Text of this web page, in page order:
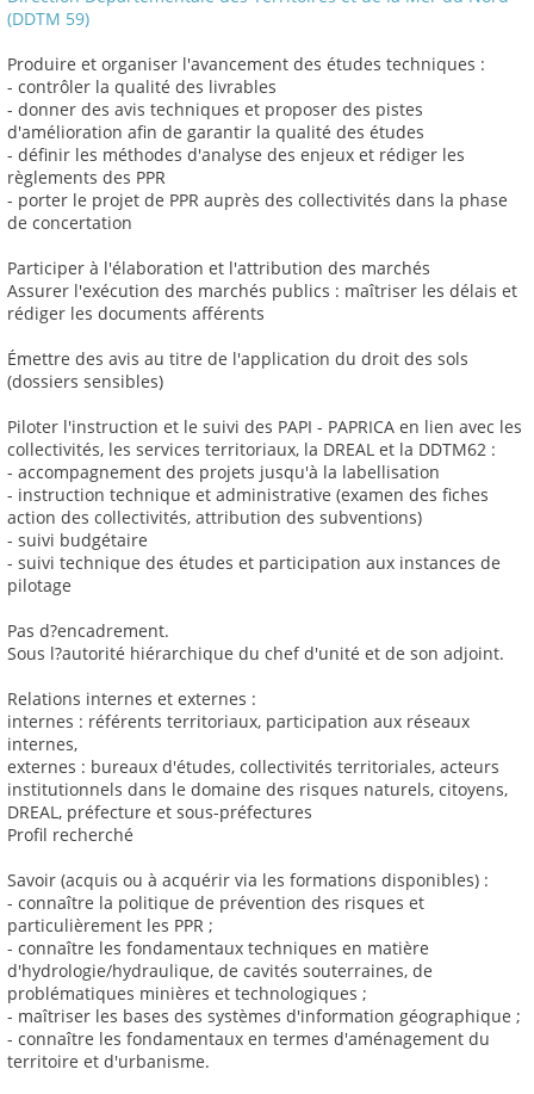
(DDTM 59)
Produire et organiser l'avancement des études techniques :
- contrôler la qualité des livrables
- donner des avis techniques et proposer des pistes
d'amélioration afin de garantir la qualité des études
- définir les méthodes d'analyse des enjeux et rédiger les
règlements des PPR
- porter le projet de PPR auprès des collectivités dans la phase
de concertation
Participer à l'élaboration et l'attribution des marchés
Assurer l'exécution des marchés publics : maîtriser les délais et
rédiger les documents afférents
Émettre des avis au titre de l'application du droit des sols
(dossiers sensibles)
Piloter l'instruction et le suivi des PAPI - PAPRICA en lien avec les
collectivités, les services territoriaux, la DREAL et la DDTM62 :
- accompagnement des projets jusqu'à la labellisation
- instruction technique et administrative (examen des fiches
action des collectivités, attribution des subventions)
- suivi budgétaire
- suivi technique des études et participation aux instances de
pilotage
Pas d?encadrement.
Sous l?autorité hiérarchique du chef d'unité et de son adjoint.
Relations internes et externes :
internes : référents territoriaux, participation aux réseaux
internes,
externes : bureaux d'études, collectivités territoriales, acteurs
institutionnels dans le domaine des risques naturels, citoyens,
DREAL, préfecture et sous-préfectures
Profil recherché
Savoir (acquis ou à acquérir via les formations disponibles) :
- connaître la politique de prévention des risques et
particulièrement les PPR ;
- connaître les fondamentaux techniques en matière
d'hydrologie/hydraulique, de cavités souterraines, de
problématiques minières et technologiques ;
- maîtriser les bases des systèmes d'information géographique ;
- connaître les fondamentaux en termes d'aménagement du
territoire et d'urbanisme.